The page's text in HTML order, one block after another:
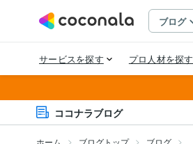
ココナラブログ
ホーム ブログトップ ブログ